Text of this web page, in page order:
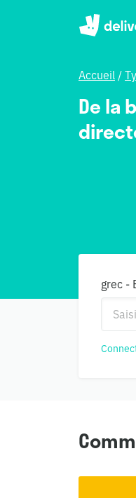
Accueil /
De la
grec -